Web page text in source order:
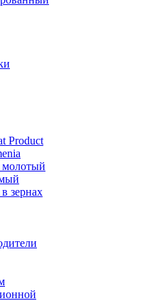
Product
зернах